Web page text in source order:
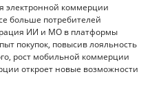
электронной коммерции
больше потребителей
ИИ и МО в платформы
покупок, повысив лояльность
рост мобильной коммерции
откроет новые возможности